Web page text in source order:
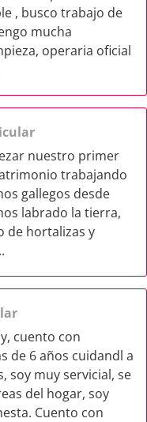
, busco trabajo de
mucha
operaria oficial
nuestro primer
trabajando
gallegos desde
labrado la tierra,
de hortalizas y
cuento con
de 6 años cuidandl a
soy muy servicial, se
del hogar, soy
Cuento con